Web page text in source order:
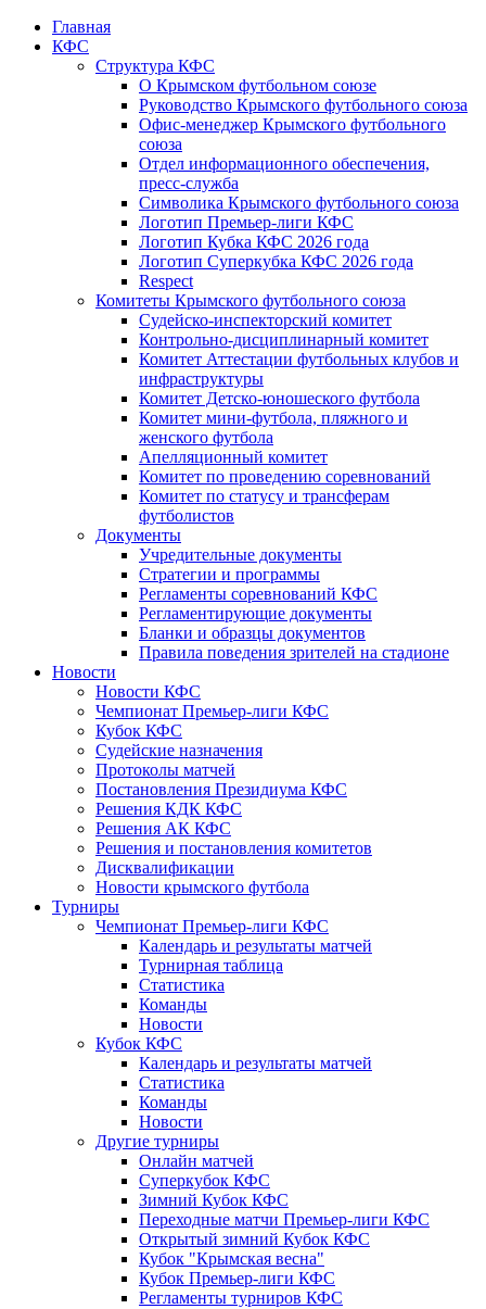
Главная
КФС
Структура КФС
О Крымском футбольном союзе
Руководство Крымского футбольного союза
Офис-менеджер Крымского футбольного
союза
Отдел информационного обеспечения,
пресс-служба
Символика Крымского футбольного союза
Логотип Премьер-лиги КФС
Логотип Кубка КФС 2026 года
Логотип Суперкубка КФС 2026 года
Respect
Комитеты Крымского футбольного союза
Судейско-инспекторский комитет
Контрольно-дисциплинарный комитет
Комитет Аттестации футбольных клубов и
инфраструктуры
Комитет Детско-юношеского футбола
Комитет мини-футбола, пляжного и
женского футбола
Апелляционный комитет
Комитет по проведению соревнований
Комитет по статусу и трансферам
футболистов
Документы
Учредительные документы
Стратегии и программы
Регламенты соревнований КФС
Регламентирующие документы
Бланки и образцы документов
Правила поведения зрителей на стадионе
Новости
Новости КФС
Чемпионат Премьер-лиги КФС
Кубок КФС
Судейские назначения
Протоколы матчей
Постановления Президиума КФС
Решения КДК КФС
Решения АК КФС
Решения и постановления комитетов
Дисквалификации
Новости крымского футбола
Турниры
Чемпионат Премьер-лиги КФС
Календарь и результаты матчей
Турнирная таблица
Статистика
Команды
Новости
Кубок КФС
Календарь и результаты матчей
Статистика
Команды
Новости
Другие турниры
Онлайн матчей
Суперкубок КФС
Зимний Кубок КФС
Переходные матчи Премьер-лиги КФС
Открытый зимний Кубок КФС
Кубок "Крымская весна"
Кубок Премьер-лиги КФС
Регламенты турниров КФС